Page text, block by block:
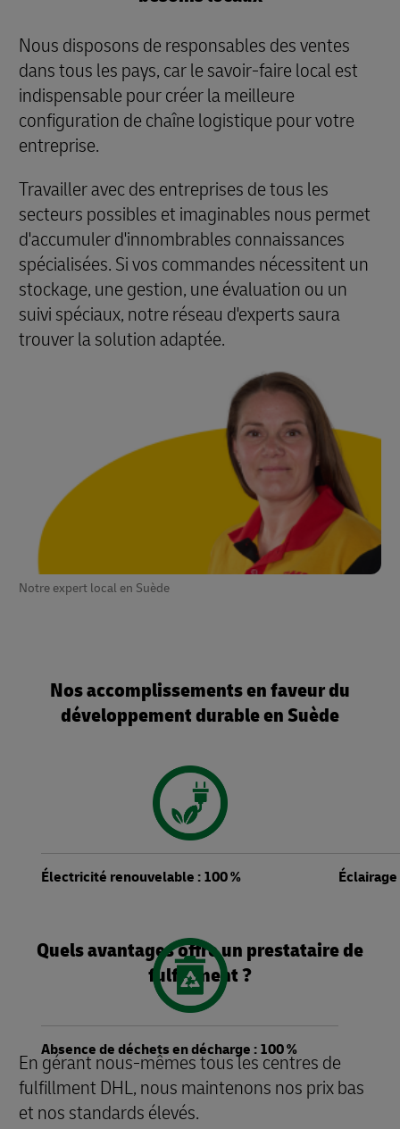
Notre expert local en Suède
Nous disposons de responsables des ventes
dans tous les pays, car le savoir-faire local est
indispensable pour créer la meilleure
configuration de chaîne logistique pour votre
entreprise.
Travailler avec des entreprises de tous les
secteurs possibles et imaginables nous permet
d'accumuler d'innombrables connaissances
spécialisées. Si vos commandes nécessitent un
stockage, une gestion, une évaluation ou un
suivi spéciaux, notre réseau d'experts saura
trouver la solution adaptée.
Nos accomplissements en faveur du
développement durable en Suède
Électricité renouvelable : 100 %
Absence de déchets en décharge : 100 %
Quels avantages offre un prestataire de
fulfillment ?
En gérant nous-mêmes tous les centres de
fulfillment DHL, nous maintenons nos prix bas
et nos standards élevés.